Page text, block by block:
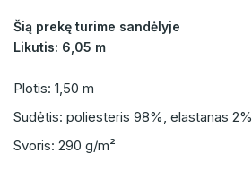
Šią prekę turime sandėlyje
Likutis: 6,05 m
Plotis: 1,50 m
Sudėtis: poliesteris 98%, elastanas 2%
Svoris: 290 g/m²